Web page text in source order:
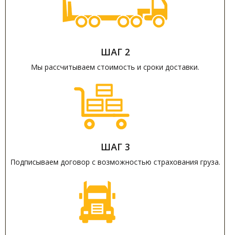
ШАГ 2
Мы рассчитываем стоимость и сроки доставки.
ШАГ 3
Подписываем договор с возможностью страхования груза.